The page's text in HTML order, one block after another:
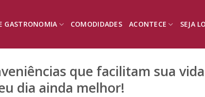
GASTRONOMIA COMODIDADES ACONTECE SEJA
que facilitam sua vida
dia ainda melhor!